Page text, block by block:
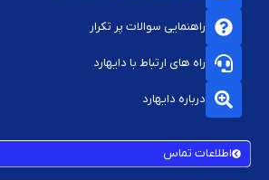
هر کنسول با توجه به مدل و نسل، نوع سوکت و کلید
اهمیت کیفیت قطعات پورت و سوکت
قطعات اصلی و اورجینال عمر طولانی‌تری دارند،
خطا را تضمین می‌کنند و از خرابی یا قطعی ناگهانی
نمونه‌های فیک یا بی‌کیفیت ممکن است پس از
مشکلات رایج سوکت و پورت کنسول
راهنمایی سوالات پر تکرار
راه های ارتباط با دایهارد
درباره دایهارد
اطلاعات تماس